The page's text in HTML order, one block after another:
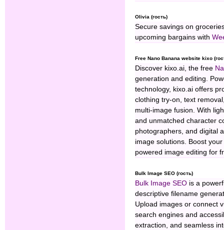
Olivia (гость)
Secure savings on
upcoming bargains with
Free Nano Banana website kixo
Discover kixo.ai, the free
generation and editing.
technology, kixo.ai offers
clothing try-on, text
multi-image fusion. With
and unmatched character
photographers, and digital
image solutions. Boost
powered image editing for
Bulk Image SEO (гость)
Bulk Image SEO is a
descriptive filename
Upload images or connect
search engines and
extraction, and seamless